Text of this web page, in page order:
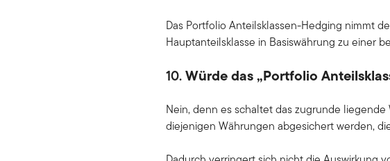
Das Portfolio Anteilsklassen-Hedging nimmt
Hauptanteilsklasse in Basiswährung zu einer
10.Würde das „Portfolio
Nein, denn es schaltet das zugrunde
diejenigen Währungen abgesichert werden,